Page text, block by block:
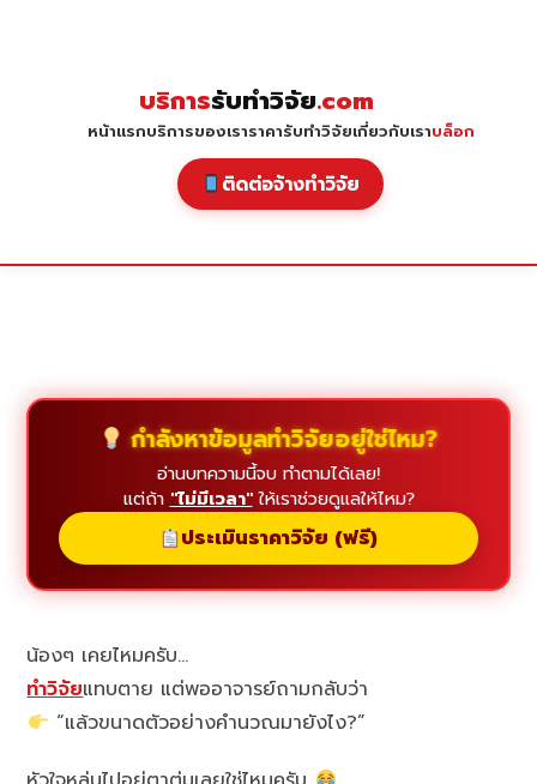
บริการรับทำวิจัย.com
หน้าแรกบริการของเราราคารับทำวิจัยเกี่ยวกับเราบล็อก
ติดต่อจ้างทำวิจัย
กำลังหาข้อมูลทำวิจัยอยู่ใช่ไหม?
อ่านบทความนี้จบ ทำตามได้เลย!
แต่ถ้า "ไม่มีเวลา"ให้เราช่วยดูแลให้ไหม?
ประเมินราคาวิจัย (ฟรี)
น้องๆ เคยไหมครับ…
ทำวิจัยแทบตาย แต่พออาจารย์ถามกลับว่า
“แล้วขนาดตัวอย่างคำนวณมายังไง?”